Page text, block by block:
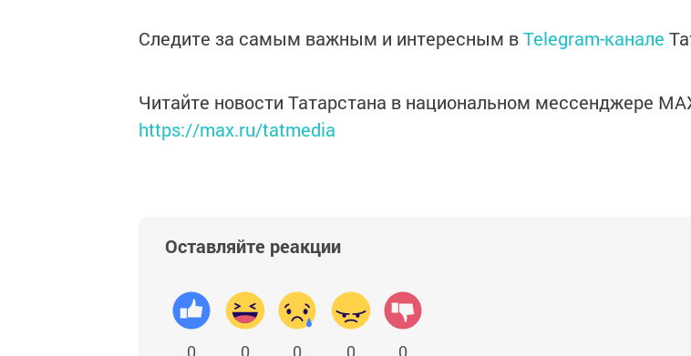
Следите за самым важным и интересным вTelegram-канале
Читайте новости Татарстана в национальном мессенджере
https://max.ru/tatmedia
Оставляйте реакции
0 0 0 0 0